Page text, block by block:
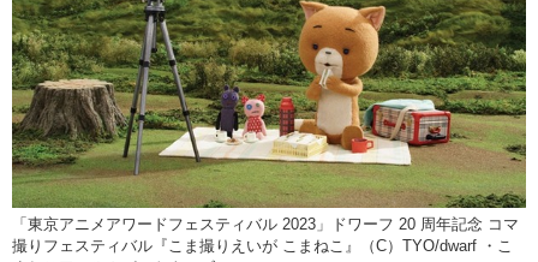
「東京アニメアワードフェスティバル 2023」ドワーフ 20 周年記念 コマ
撮りフェスティバル『こま撮りえいが こまねこ』（C）TYO/dwarf ・こ